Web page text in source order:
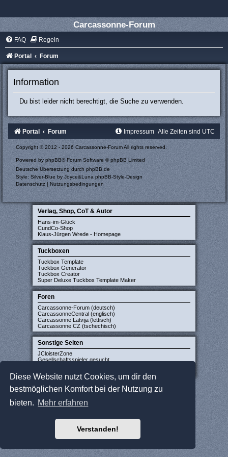
Diese Website nutzt Cookies, um dir den
bestmöglichen Komfort bei der Nutzung zu
bieten. Mehr erfahren
Verstanden!
Carcassonne-Forum
FAQ Regeln
Portal Forum
Information
Du bist leider nicht berechtigt, die Suche zu verwenden.
Portal Forum Alle Zeiten sind UTC
Impressum
Copyright © 2012 - 2026 Carcassonne-Forum All rights reserved.
Powered by phpBB® Forum Software © phpBB Limited
Deutsche Übersetzung durch phpBB.de
Style: Silver-Blue by Joyce&LunaphpBB-Style-Design
Datenschutz | Nutzungsbedingungen
Verlag, Shop, CoT & Autor
Hans-im-Glück
CundCo-Shop
Klaus-Jürgen Wrede - Homepage
Tuckboxen
Tuckbox Template
Tuckbox Generator
Tuckbox Creator
Super Deluxe Tuckbox Template Maker
Foren
Carcassonne-Forum (deutsch)
CarcassonneCentral (englisch)
Carcassonne Latvija (lettisch)
Carcassonne CZ (tschechisch)
Sonstige Seiten
JCloisterZone
Gesellschaftsspieler gesucht